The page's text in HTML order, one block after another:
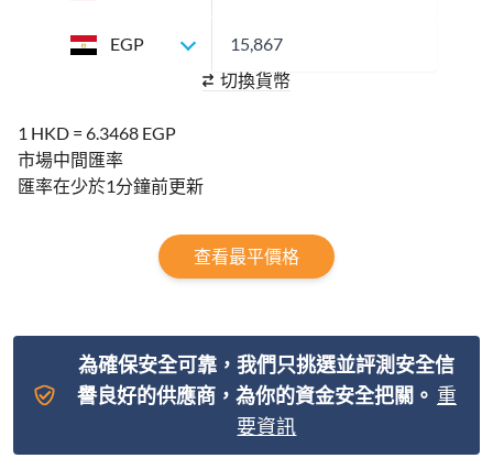
EGP
切換貨幣
1 HKD = 6.3468 EGP
市場中間匯率
匯率在少於1分鐘前更新
查看最平價格
為確保安全可靠，我們只挑選並評測安全信
譽良好的供應商，為你的資金安全把關。 重
要資訊